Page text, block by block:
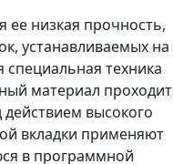
ее низкая прочность,
устанавливаемых на
техника
материал проходит
высокого
вкладки применяют
в программной